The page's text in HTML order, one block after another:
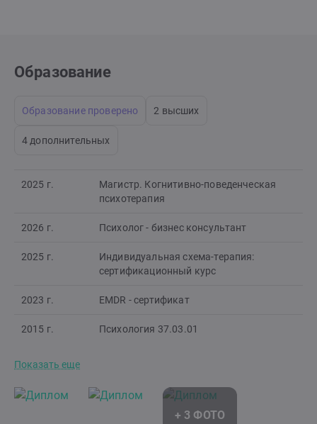
Образование
Образование проверено 2 высших
4 дополнительных
2025 г.
Магистр. Когнитивно-поведенческая
психотерапия
2026 г. Психолог - бизнес консультант
2025 г.
Индивидуальная схема-терапия:
сертификационный курс
2023 г. EMDR - сертификат
2015 г. Психология 37.03.01
Показать еще